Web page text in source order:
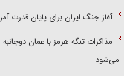
آغاز جنگ ایران برای پایان قدرت
مذاکرات تنگه هرمز با عمان
می‌شود